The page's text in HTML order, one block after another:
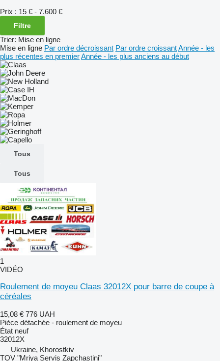
Prix : 15 € - 7.600 €
Filtre
Trier: Mise en ligne
Mise en ligne Par ordre décroissant Par ordre croissantAnnée - les
plus récentes en premierAnnée - les plus anciens au début
Tous
Tous
1
VIDÉO
Roulement de moyeu Claas 32012X pour barre de coupe à
céréales
15,08 € 776 UAH
Pièce détachée - roulement de moyeu
État neuf
32012X
Ukraine, Khorostkiv
TOV "Mriya Servis Zapchastini"